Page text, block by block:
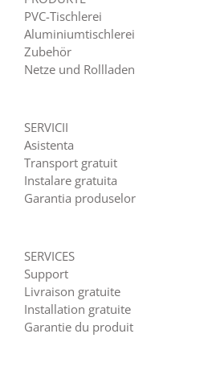
PVC-Tischlerei
Aluminiumtischlerei
Zubehör
Netze und Rollladen
SERVICII
Asistenta
Transport gratuit
Instalare gratuita
Garantia produselor
SERVICES
Support
Livraison gratuite
Installation gratuite
Garantie du produit